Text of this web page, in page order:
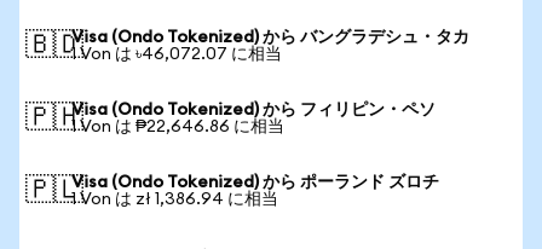
🇧🇩Visa (Ondo Tokenized) から バングラデシュ・タカ
1 Von は ৳46,072.07 に相当
🇵🇭Visa (Ondo Tokenized) から フィリピン・ペソ
1 Von は ₱22,646.86 に相当
🇵🇱Visa (Ondo Tokenized) から ポーランド ズロチ
1 Von は zł 1,386.94 に相当